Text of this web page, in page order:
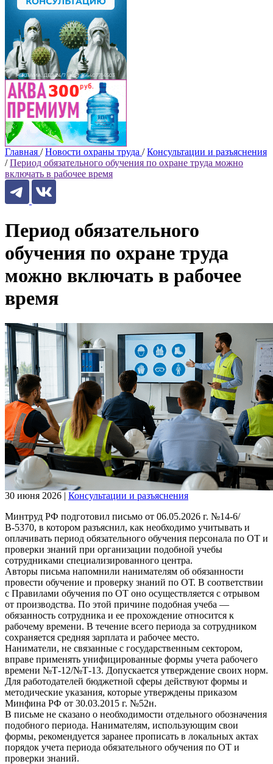
Главная / Новости охраны труда / Консультации и разъяснения
/ Период обязательного обучения по охране труда можно
включать в рабочее время
Период обязательного
обучения по охране труда
можно включать в рабочее
время
30 июня 2026 | Консультации и разъяснения
Минтруд РФ подготовил письмо от 06.05.2026 г. №14-6/
В-5370, в котором разъяснил, как необходимо учитывать и
оплачивать период обязательного обучения персонала по ОТ и
проверки знаний при организации подобной учебы
сотрудниками специализированного центра.
Авторы письма напомнили нанимателям об обязанности
провести обучение и проверку знаний по ОТ. В соответствии
с Правилами обучения по ОТ оно осуществляется с отрывом
от производства. По этой причине подобная учеба —
обязанность сотрудника и ее прохождение относится к
рабочему времени. В течение всего периода за сотрудником
сохраняется средняя зарплата и рабочее место.
Наниматели, не связанные с государственным сектором,
вправе применять унифицированные формы учета рабочего
времени №Т-12/№Т-13. Допускается утверждение своих норм.
Для работодателей бюджетной сферы действуют формы и
методические указания, которые утверждены приказом
Минфина РФ от 30.03.2015 г. №52н.
В письме не сказано о необходимости отдельного обозначения
подобного периода. Нанимателям, использующим свои
формы, рекомендуется заранее прописать в локальных актах
порядок учета периода обязательного обучения по ОТ и
проверки знаний.